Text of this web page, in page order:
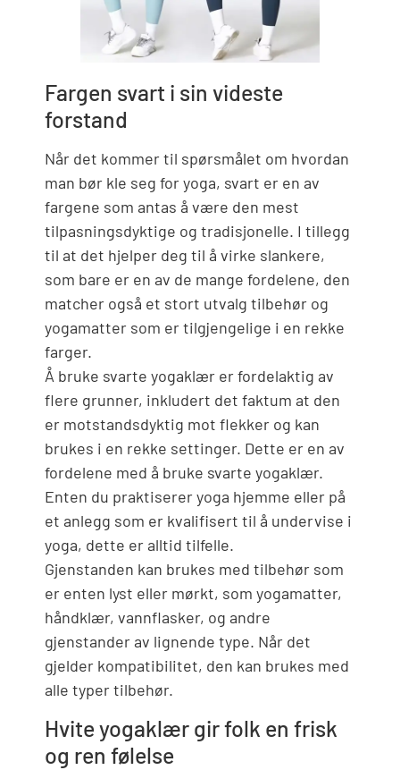
Fargen svart i sin videste
forstand
Når det kommer til spørsmålet om hvordan
man bør kle seg for yoga, svart er en av
fargene som antas å være den mest
tilpasningsdyktige og tradisjonelle. I tillegg
til at det hjelper deg til å virke slankere,
som bare er en av de mange fordelene, den
matcher også et stort utvalg tilbehør og
yogamatter som er tilgjengelige i en rekke
farger.
Å bruke svarte yogaklær er fordelaktig av
flere grunner, inkludert det faktum at den
er motstandsdyktig mot flekker og kan
brukes i en rekke settinger. Dette er en av
fordelene med å bruke svarte yogaklær.
Enten du praktiserer yoga hjemme eller på
et anlegg som er kvalifisert til å undervise i
yoga, dette er alltid tilfelle.
Gjenstanden kan brukes med tilbehør som
er enten lyst eller mørkt, som yogamatter,
håndklær, vannflasker, og andre
gjenstander av lignende type. Når det
gjelder kompatibilitet, den kan brukes med
alle typer tilbehør.
Hvite yogaklær gir folk en frisk
og ren følelse